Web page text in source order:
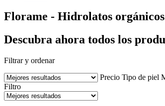
Florame - Hidrolatos orgánicos
Descubra ahora todos los
Filtrar y ordenar
Precio Tipo de piel
Filtro